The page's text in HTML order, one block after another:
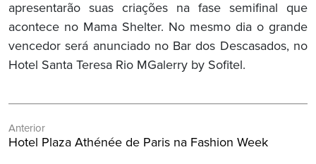
apresentarão suas criações na fase semifinal que
acontece no Mama Shelter. No mesmo dia o grande
vencedor será anunciado no Bar dos Descasados, no
Hotel Santa Teresa Rio MGalerry by Sofitel.
de
Anterior
Post
Hotel Plaza Athénée de Paris na Fashion Week